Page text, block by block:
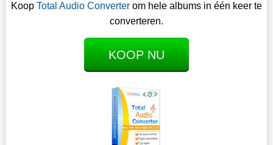
Koop Total Audio Converter om hele albums in één keer te
converteren.
KOOP NU